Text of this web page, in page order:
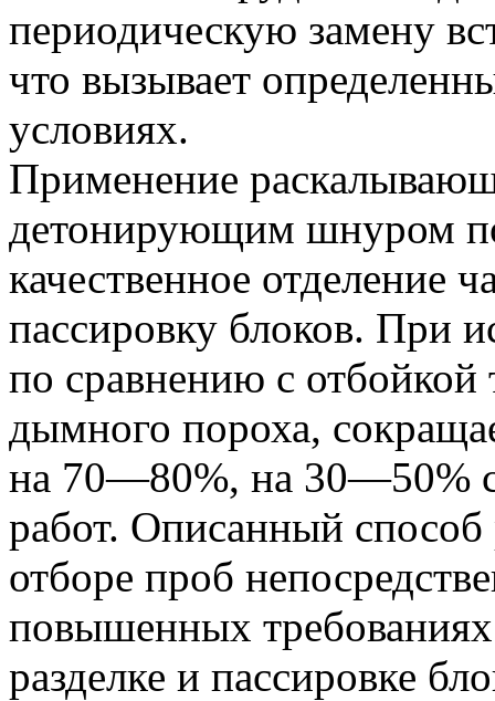
периодическую замену
что вызывает
условиях.
Применение
детонирующим шнуром
качественное отделение
пассировку блоков. При
по сравнению с
дымного пороха,
на 70—80%, на 30—50%
работ. Описанный
отборе проб
повышенных
разделке и пассировке